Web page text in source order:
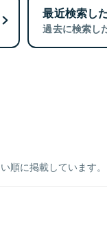
最近検索し
過去に検索し
順に掲載しています。